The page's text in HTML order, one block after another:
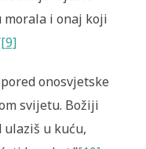
morala i onaj koji
[9]
onosvjetske
svijetu. Božiji
ulaziš u kuću,